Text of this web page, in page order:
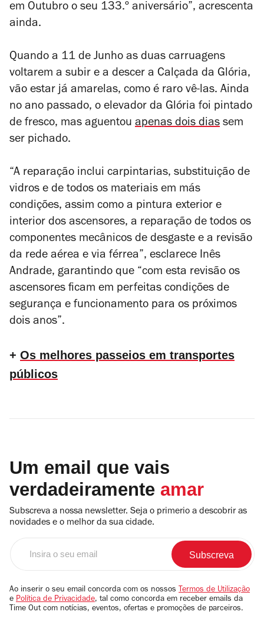
em Outubro o seu 133.º aniversário”, acrescenta
ainda.
Quando a 11 de Junho as duas carruagens
voltarem a subir e a descer a Calçada da Glória,
vão estar já amarelas, como é raro vê-las. Ainda
no ano passado, o elevador da Glória foi pintado
de fresco, mas aguentou apenas dois dias sem
ser pichado.
“A reparação inclui carpintarias, substituição de
vidros e de todos os materiais em más
condições, assim como a pintura exterior e
interior dos ascensores, a reparação de todos os
componentes mecânicos de desgaste e a revisão
da rede aérea e via férrea”, esclarece Inês
Andrade, garantindo que “com esta revisão os
ascensores ficam em perfeitas condições de
segurança e funcionamento para os próximos
dois anos”.
+ Os melhores passeios em transportes
públicos
Um email que vais
verdadeiramente amar
Subscreva a nossa newsletter. Seja o primerio a descobrir as
novidades e o melhor da sua cidade.
email
Ao inserir o seu email concorda com os nossos Termos de Utilização
e Política de Privacidade, tal como concorda em receber emails da
Time Out com notícias, eventos, ofertas e promoções de parceiros.